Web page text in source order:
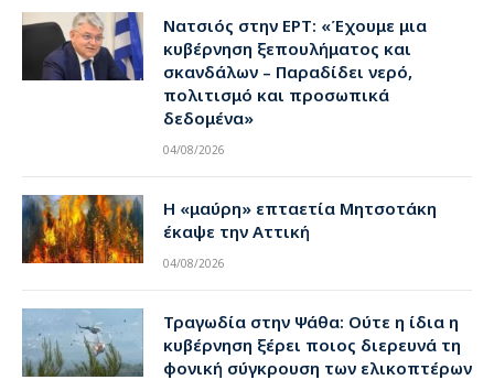
Νατσιός στην ΕΡΤ: «Έχουμε μια
κυβέρνηση ξεπουλήματος και
σκανδάλων – Παραδίδει νερό,
πολιτισμό και προσωπικά
δεδομένα»
04/08/2026
Η «μαύρη» επταετία Μητσοτάκη
έκαψε την Αττική
04/08/2026
Τραγωδία στην Ψάθα: Ούτε η ίδια η
κυβέρνηση ξέρει ποιος διερευνά τη
φονική σύγκρουση των ελικοπτέρων